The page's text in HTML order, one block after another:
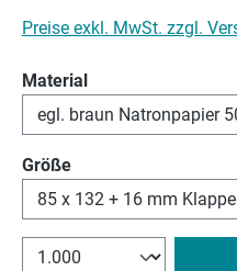
Preise exkl. MwSt. zzgl.
Materialauswählen
Größeauswählen